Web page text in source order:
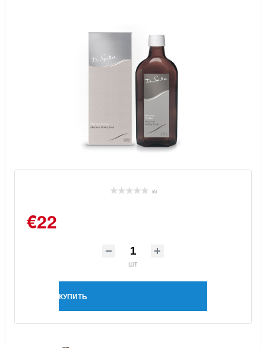
(0)
€22
шт
КУПИТЬ